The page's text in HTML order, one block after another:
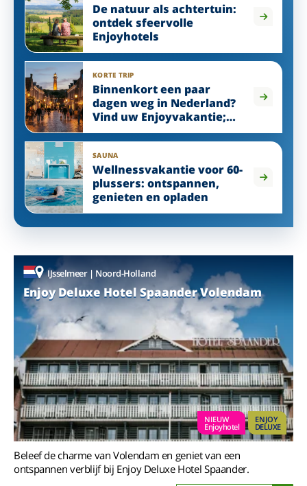
De natuur als achtertuin:
ontdek sfeervolle
Enjoyhotels
KORTE TRIP
Binnenkort een paar
dagen weg in Nederland?
Vind uw Enjoyvakantie;
van eilandleven tot
wellness
SAUNA
Wellnessvakantie voor 60-
plussers: ontspannen,
genieten en opladen
IJsselmeer | Noord-Holland
Enjoy Deluxe Hotel Spaander Volendam
NIEUW
Enjoyhotel
ENJOY
DELUXE
Beleef de charme van Volendam en geniet van een
ontspannen verblijf bij Enjoy Deluxe Hotel Spaander.